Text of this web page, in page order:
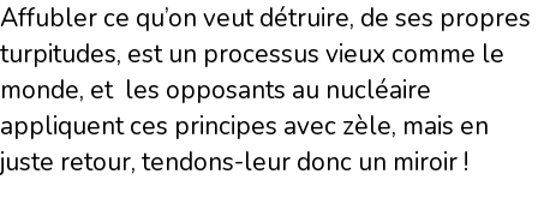
Affubler ce qu’on veut détruire, de ses propres
turpitudes, est un processus vieux comme le
monde, et les opposants au nucléaire
appliquent ces principes avec zèle, mais en
juste retour, tendons-leur donc un miroir !